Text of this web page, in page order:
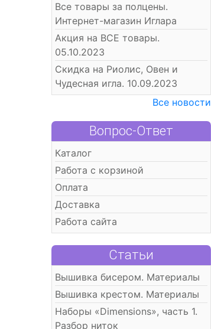
Все товары за полцены.
Интернет-магазин Иглара
Акция на ВСЕ товары.
05.10.2023
Скидка на Риолис, Овен и
Чудесная игла. 10.09.2023
Все новости
Вопрос-Ответ
Каталог
Работа с корзиной
Оплата
Доставка
Работа сайта
Статьи
Вышивка бисером. Материалы
Вышивка крестом. Материалы
Наборы «Dimensions», часть 1.
Разбор ниток